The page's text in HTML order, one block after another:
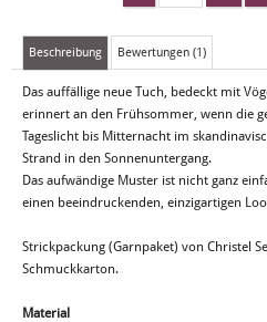
Beschreibung Bewertungen (1)
Das auffällige neue Tuch, bedeckt mit
erinnert an den Frühsommer, wenn die
Tageslicht bis Mitternacht im
Strand in den Sonnenuntergang.
Das aufwändige Muster ist nicht ganz
einen beeindruckenden, einzigartigen
Strickpackung (Garnpaket) von Christel
Schmuckkarton.
Material